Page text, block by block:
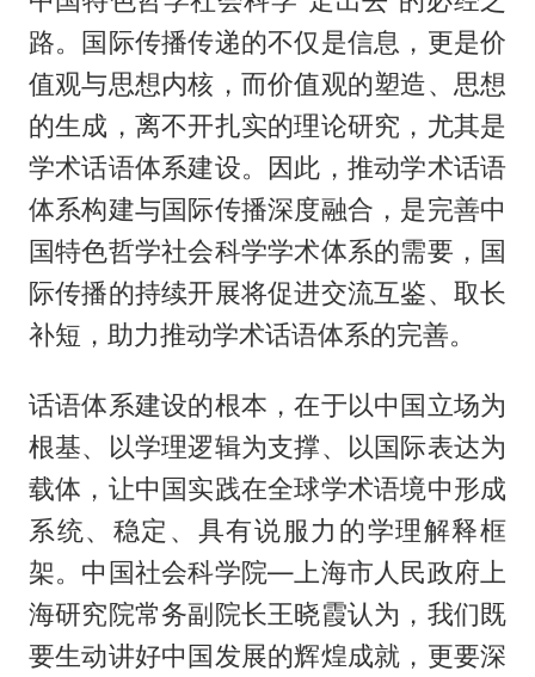
路。国际传播传递的不仅是信息，更是价
值观与思想内核，而价值观的塑造、思想
的生成，离不开扎实的理论研究，尤其是
学术话语体系建设。因此，推动学术话语
体系构建与国际传播深度融合，是完善中
国特色哲学社会科学学术体系的需要，国
际传播的持续开展将促进交流互鉴、取长
补短，助力推动学术话语体系的完善。
话语体系建设的根本，在于以中国立场为
根基、以学理逻辑为支撑、以国际表达为
载体，让中国实践在全球学术语境中形成
系统、稳定、具有说服力的学理解释框
架。中国社会科学院—上海市人民政府上
海研究院常务副院长王晓霞认为，我们既
要生动讲好中国发展的辉煌成就，更要深